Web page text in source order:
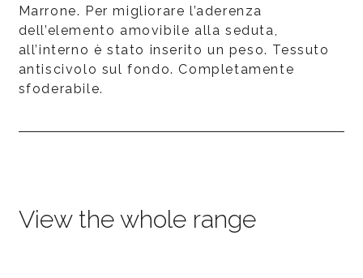
Marrone. Per migliorare l’aderenza
dell’elemento amovibile alla seduta,
all’interno è stato inserito un peso. Tessuto
antiscivolo sul fondo. Completamente
sfoderabile.
View the whole range